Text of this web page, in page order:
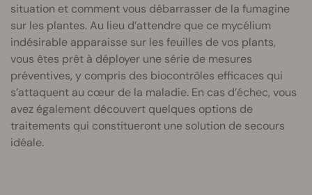
situation et comment vous débarrasser de la fumagine
sur les plantes. Au lieu d’attendre que ce mycélium
indésirable apparaisse sur les feuilles de vos plants,
vous êtes prêt à déployer une série de mesures
préventives, y compris des biocontrôles efficaces qui
s’attaquent au cœur de la maladie. En cas d’échec, vous
avez également découvert quelques options de
traitements qui constitueront une solution de secours
idéale.